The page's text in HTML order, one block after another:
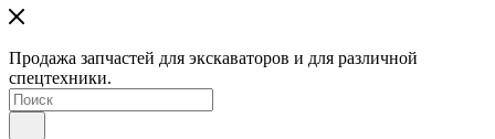
Продажа запчастей для экскаваторов и для различной
спецтехники.